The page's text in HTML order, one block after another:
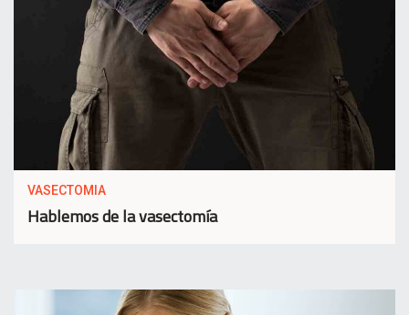
VASECTOMIA
Hablemos de la vasectomía